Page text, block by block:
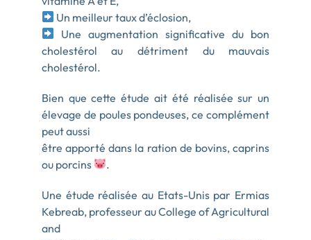
Un meilleur taux d’éclosion,
Une augmentation significative du bon
cholestérol au détriment du mauvais
cholestérol.
Bien que cette étude ait été réalisée sur un
élevage de poules pondeuses, ce complément
peut aussi
être apporté dans la ration de bovins, caprins
ou porcins
.
Une étude réalisée au Etats-Unis par Ermias
Kebreab, professeur au College of Agricultural
and